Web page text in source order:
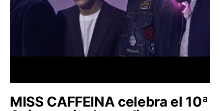
MISS CAFFEINA celebra el 10ª